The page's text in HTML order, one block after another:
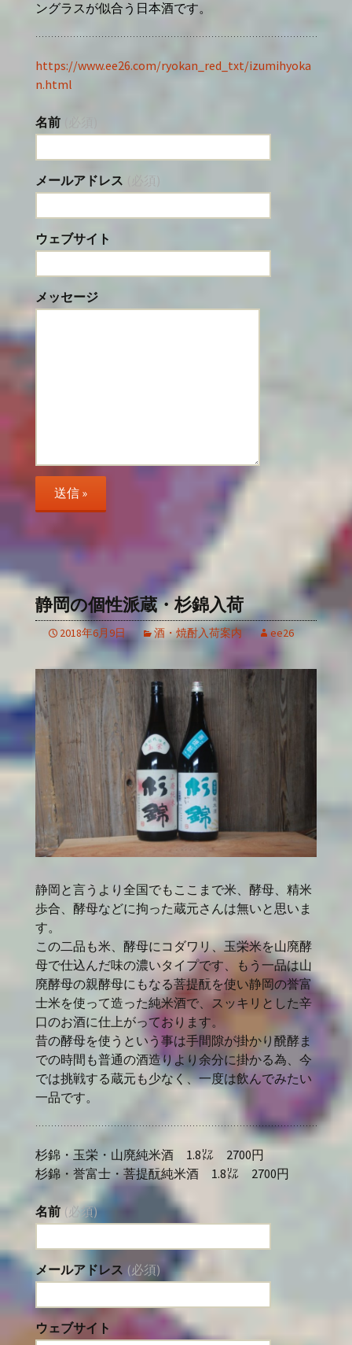
ングラスが似合う日本酒です。
https://www.ee26.com/ryokan_red_txt/izumihyoka
n.html
名前
メールアドレス (必須)
ウェブサイト
メッセージ
静岡の個性派蔵・杉錦入荷
2018年6月9日 酒・焼酎入荷案内 ee26
静岡と言うより全国でもここまで米、酵母、精米
歩合、酵母などに拘った蔵元さんは無いと思いま
す。
この二品も米、酵母にコダワリ、玉栄米を山廃酵
母で仕込んだ味の濃いタイプです、もう一品は山
廃酵母の親酵母にもなる菩提酛を使い静岡の誉富
士米を使って造った純米酒で、スッキリとした辛
口のお酒に仕上がっております。
昔の酵母を使うという事は手間隙が掛かり醗酵ま
での時間も普通の酒造りより余分に掛かる為、今
では挑戦する蔵元も少なく、一度は飲んでみたい
一品です。
杉錦・玉栄・山廃純米酒 1.8㍑ 2700円
杉錦・誉富士・菩提酛純米酒 1.8㍑ 2700円
名前 (必須)
メールアドレス (必須)
ウェブサイト